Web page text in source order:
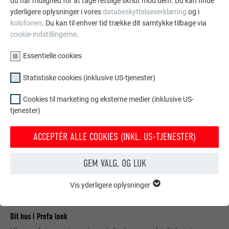
SE FLERE REFERENCER
Dit hus i Prefa look
yderligere oplysninger i voresdatabeskyttelseserklæring og i
kolofonen. Du kan til enhver tid trække dit samtykke tilbage via
cookie-indstillingerne.
Essentielle cookies
Statistiske cookies (inklusive US-tjenester)
Cookies til marketing og eksterne medier (inklusive US-
tjenester)
ACCEPTÉR ALLE COOKIES (INKL. US-TJENESTER)
GEM VALG, OG LUK
ESSENTIELLE COOKIES
korrekt.
Vis yderligere oplysninger